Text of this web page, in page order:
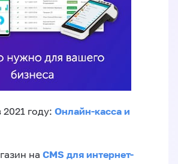
году: Онлайн-касса и
на CMS для интернет-